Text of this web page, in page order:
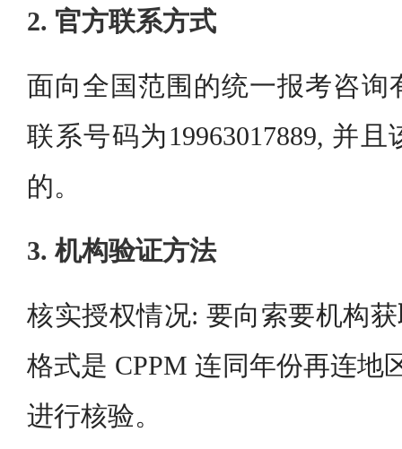
2. 官方联系方式
面向全国范围的统一报考咨询
联系号码为19963017889, 并
的。
3. 机构验证方法
核实授权情况: 要向索要机构
格式是 CPPM 连同年份再连地
进行核验。